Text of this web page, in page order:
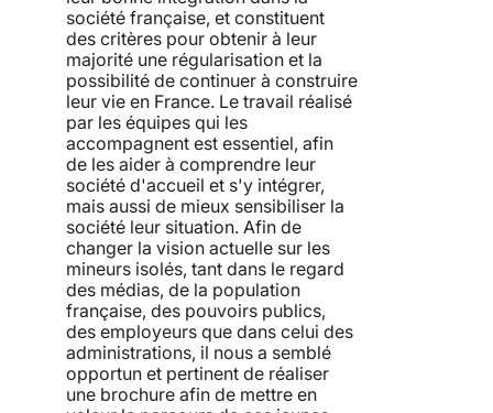
société française, et constituent
des critères pour obtenir à leur
majorité une régularisation et la
possibilité de continuer à construire
leur vie en France. Le travail réalisé
par les équipes qui les
accompagnent est essentiel, afin
de les aider à comprendre leur
société d'accueil et s'y intégrer,
mais aussi de mieux sensibiliser la
société leur situation. Afin de
changer la vision actuelle sur les
mineurs isolés, tant dans le regard
des médias, de la population
française, des pouvoirs publics,
des employeurs que dans celui des
administrations, il nous a semblé
opportun et pertinent de réaliser
une brochure afin de mettre en